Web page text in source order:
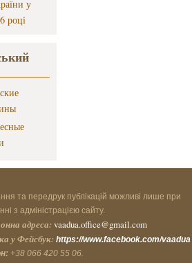
у
році
та передрук публікацій можливі лише при
з адміністрацією сайту.
адреса: vaadua.office@gmail.com
у Фейсбук: https://www.facebook.com/vaadua
+38 066 420 55 06.